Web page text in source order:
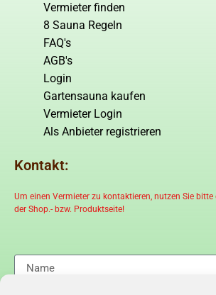
Vermieter finden
8 Sauna Regeln
FAQ's
AGB's
Login
Gartensauna kaufen
Vermieter Login
Als Anbieter registrieren
Kontakt:
Um einen Vermieter zu kontaktieren, nutzen Sie
der Shop.- bzw. Produktseite!